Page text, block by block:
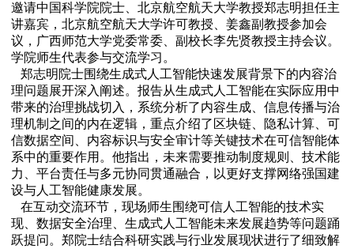
邀请中国科学院院士、北京航空航天大学教授郑志明担任主
讲嘉宾，北京航空航天大学许可教授、姜鑫副教授参加会
议，广西师范大学党委常委、副校长李先贤教授主持会议。
学院师生代表参与交流学习。
郑志明院士围绕生成式人工智能快速发展背景下的内容治
理问题展开深入阐述。报告从生成式人工智能在实际应用中
带来的治理挑战切入，系统分析了内容生成、信息传播与治
理机制之间的内在逻辑，重点介绍了区块链、隐私计算、可
信数据空间、内容标识与安全审计等关键技术在可信智能体
系中的重要作用。他指出，未来需要推动制度规则、技术能
力、平台责任与多元协同贯通融合，以更好支撑网络强国建
设与人工智能健康发展。
在互动交流环节，现场师生围绕可信人工智能的技术实
现、数据安全治理、生成式人工智能未来发展趋势等问题踊
跃提问。郑院士结合科研实践与行业发展现状进行了细致解